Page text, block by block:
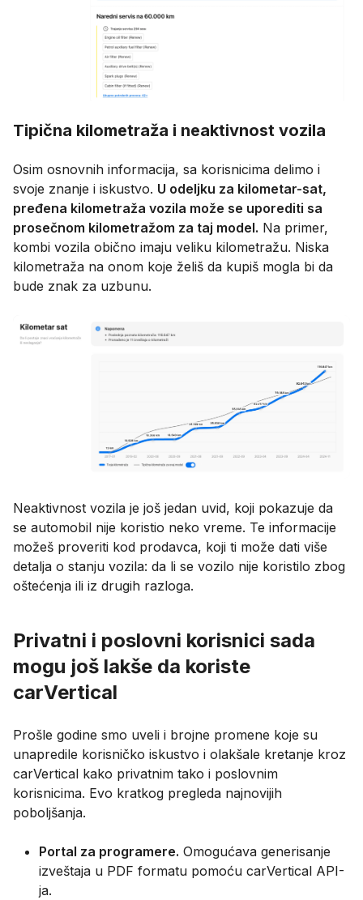
Tipična kilometraža i neaktivnost vozila
Osim osnovnih informacija, sa korisnicima delimo i
svoje znanje i iskustvo. U odeljku za kilometar-sat,
pređena kilometraža vozila može se uporediti sa
prosečnom kilometražom za taj model. Na primer,
kombi vozila obično imaju veliku kilometražu. Niska
kilometraža na onom koje želiš da kupiš mogla bi da
bude znak za uzbunu.
Neaktivnost vozila je još jedan uvid, koji pokazuje da
se automobil nije koristio neko vreme. Te informacije
možeš proveriti kod prodavca, koji ti može dati više
detalja o stanju vozila: da li se vozilo nije koristilo zbog
oštećenja ili iz drugih razloga.
Privatni i poslovni korisnici sada
mogu još lakše da koriste
carVertical
Prošle godine smo uveli i brojne promene koje su
unapredile korisničko iskustvo i olakšale kretanje kroz
carVertical kako privatnim tako i poslovnim
korisnicima. Evo kratkog pregleda najnovijih
poboljšanja.
Portal za programere. Omogućava generisanje
izveštaja u PDF formatu pomoću carVertical API-
ja.